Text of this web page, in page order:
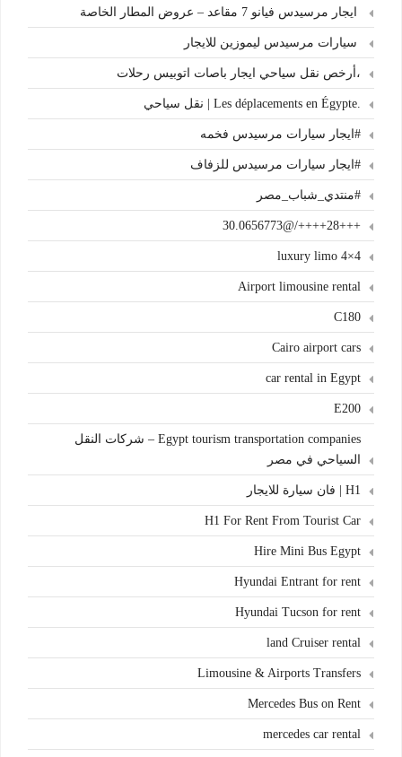
ايجار مرسيدس فيانو 7 مقاعد – عروض المطار الخاصة
سيارات مرسيدس ليموزين للايجار
،أرخص نقل سياحي ايجار باصات اتوبيس رحلات
.Les déplacements en Égypte | نقل سياحي
#ايجار سيارات مرسيدس فخمه
#ايجار سيارات مرسيدس للزفاف
#منتدي_شباب_مصر
+++28++++/@30.0656773
4×4 luxury limo
Airport limousine rental
C180
Cairo airport cars
car rental in Egypt
E200
Egypt tourism transportation companies – شركات النقل
السياحي في مصر
H1 | فان سيارة للايجار
H1 For Rent From Tourist Car
Hire Mini Bus Egypt
Hyundai Entrant for rent
Hyundai Tucson for rent
land Cruiser rental
Limousine & Airports Transfers
Mercedes Bus on Rent
mercedes car rental